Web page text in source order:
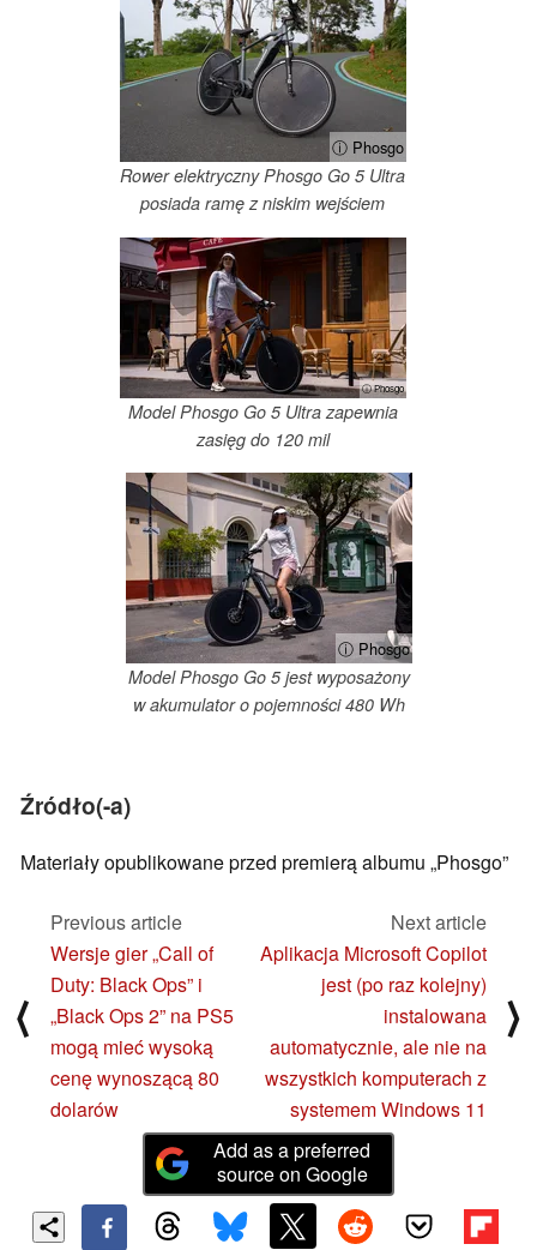
ⓘ Phosgo
Rower elektryczny Phosgo Go 5 Ultra
posiada ramę z niskim wejściem
ⓘ Phosgo
Model Phosgo Go 5 Ultra zapewnia
zasięg do 120 mil
ⓘ Phosgo
Model Phosgo Go 5 jest wyposażony
w akumulator o pojemności 480 Wh
Źródło(-a)
Materiały opublikowane przed premierą albumu „Phosgo”
⟨
Previous article
Wersje gier „Call of
Duty: Black Ops” i
„Black Ops 2” na PS5
mogą mieć wysoką
cenę wynoszącą 80
dolarów
Next article
Aplikacja Microsoft Copilot
jest (po raz kolejny)
instalowana
automatycznie, ale nie na
wszystkich komputerach z
systemem Windows 11
⟩
Add as a preferred
source on Google